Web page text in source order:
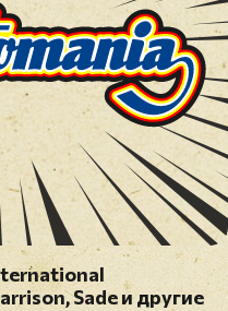
проходят
Sade и другие